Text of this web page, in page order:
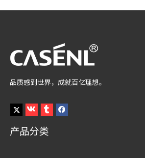
品质感到世界，成就百亿理想。
产品分类